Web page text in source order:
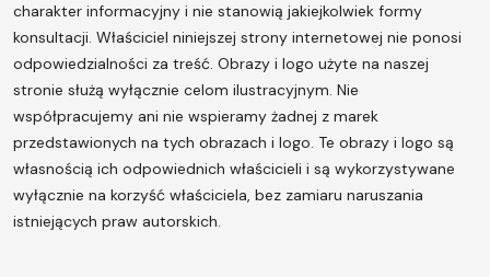
charakter informacyjny i nie stanowią jakiejkolwiek formy
konsultacji. Właściciel niniejszej strony internetowej nie ponosi
odpowiedzialności za treść. Obrazy i logo użyte na naszej
stronie służą wyłącznie celom ilustracyjnym. Nie
współpracujemy ani nie wspieramy żadnej z marek
przedstawionych na tych obrazach i logo. Te obrazy i logo są
własnością ich odpowiednich właścicieli i są wykorzystywane
wyłącznie na korzyść właściciela, bez zamiaru naruszania
istniejących praw autorskich.